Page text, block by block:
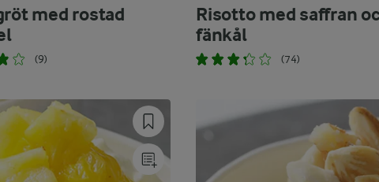
med rostad
(9)
Risotto med saffran
fänkål
(74)